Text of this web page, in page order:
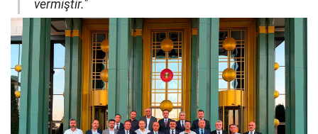
vermiştir."